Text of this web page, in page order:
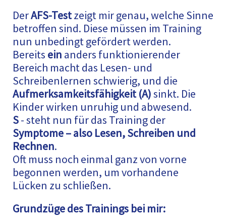
DerAFS-Testzeigt mir genau, welche Sinne
betroffen sind. Diese müssen im Training
nun unbedingt gefördert werden.
Bereits ein anders funktionierender
Bereich macht das Lesen- und
Schreibenlernen schwierig, und die
Aufmerksamkeitsfähigkeit (A)sinkt. Die
Kinder wirken unruhig und abwesend.
S- steht nun für das Training der
Symptome – also Lesen, Schreiben und
Rechnen.
Oft muss noch einmal ganz von vorne
begonnen werden, um vorhandene
Lücken zu schließen.
Grundzüge des Trainings bei mir: